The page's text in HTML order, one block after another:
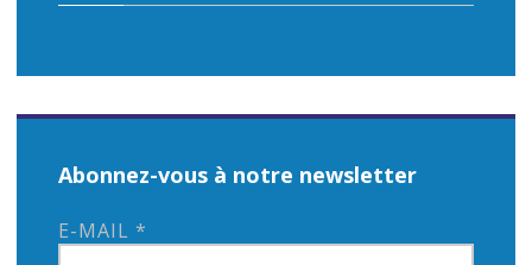
Abonnez-vous à notre newsletter
E-MAIL *